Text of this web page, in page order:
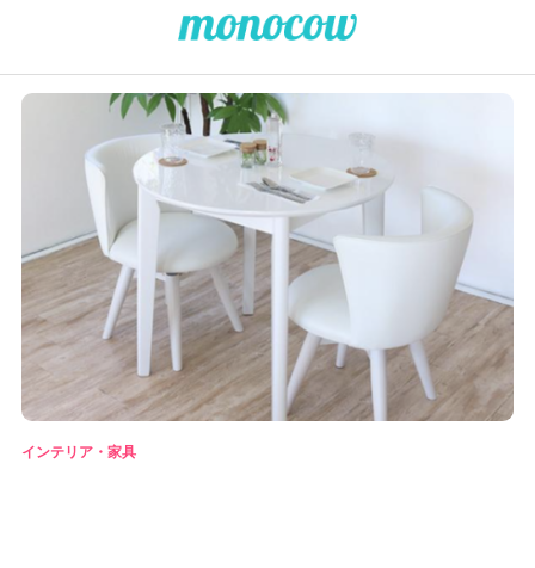
インテリア・家具